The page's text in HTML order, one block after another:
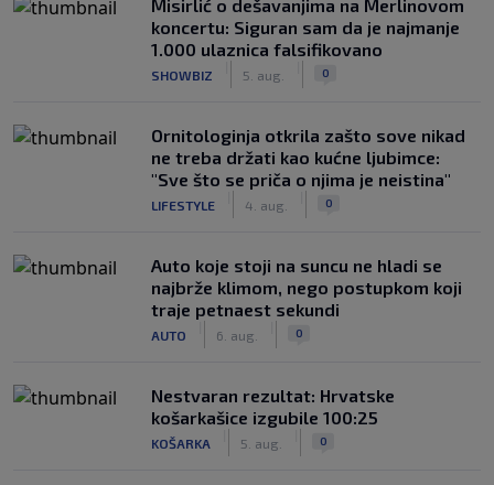
Misirlić o dešavanjima na Merlinovom
koncertu: Siguran sam da je najmanje
1.000 ulaznica falsifikovano
SHOWBIZ 5. aug. 0
Ornitologinja otkrila zašto sove nikad
ne treba držati kao kućne ljubimce:
"Sve što se priča o njima je neistina"
LIFESTYLE 4. aug. 0
Auto koje stoji na suncu ne hladi se
najbrže klimom, nego postupkom koji
traje petnaest sekundi
AUTO 6. aug. 0
Nestvaran rezultat: Hrvatske
košarkašice izgubile 100:25
KOŠARKA 5. aug. 0